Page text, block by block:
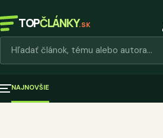
TOPČLÁNKY.SK
NAJNOVŠIE